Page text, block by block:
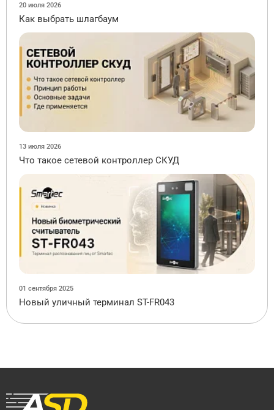
20 июля 2026
Как выбрать шлагбаум
13 июля 2026
Что такое сетевой контроллер СКУД
01 сентября 2025
Новый уличный терминал ST-FR043